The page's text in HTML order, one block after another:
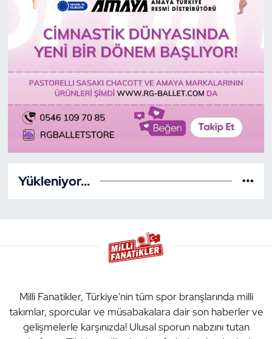
Yükleniyor...
Milli Fanatikler, Türkiye'nin tüm spor branşlarında milli
takımlar, sporcular ve müsabakalara dair son haberler ve
gelişmelerle karşınızda! Ulusal sporun nabzını tutan